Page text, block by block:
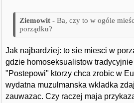
Ba, czy to w ogóle
porządku?
Jak najbardziej: to sie miesci w
gdzie homoseksualistow
"Postepowi" ktorzy chca zrobic w
wydatna muzulmanska wkladka
zauwazac. Czy raczej maja